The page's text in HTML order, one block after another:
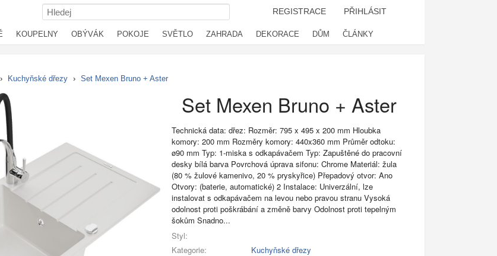
REGISTRACE PŘIHLÁSIT
KOUPELNY OBÝVÁK POKOJE SVĚTLO ZAHRADA DEKORACE DŮM ČLÁNKY
› Kuchyňské dřezy › Set Mexen Bruno + Aster
Set Mexen Bruno + Aster
Technická data: dřez: Rozměr: 795 x 495 x 200 mm Hloubka
komory: 200 mm Rozměry komory: 440x360 mm Průměr odtoku:
ø90 mm Typ: 1-miska s odkapávačem Typ: Zapuštěné do pracovní
desky bílá barva Povrchová úprava sifonu: Chrome Materiál: žula
(80 % žulové kamenivo, 20 % pryskyřice) Přepadový otvor: Ano
Otvory: (baterie, automatické) 2 Instalace: Univerzální, lze
instalovat s odkapávačem na levou nebo pravou stranu Vysoká
odolnost proti poškrábání a změně barvy Odolnost proti tepelným
šokům Snadno...
Styl:
Kategorie:
Kuchyňské dřezy